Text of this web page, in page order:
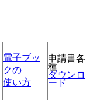
電子ブッ
クの
使い方
申請書各
種
ダウンロ
ード